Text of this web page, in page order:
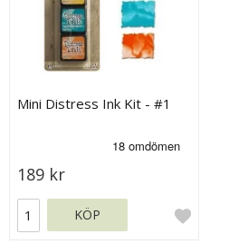
Mini Distress Ink Kit - #1
189 kr
KÖP